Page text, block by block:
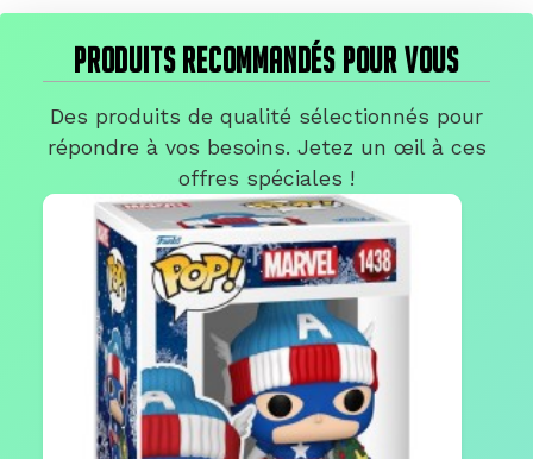
PRODUITS RECOMMANDÉS POUR VOUS
Des produits de qualité sélectionnés pour
répondre à vos besoins. Jetez un œil à ces
offres spéciales !